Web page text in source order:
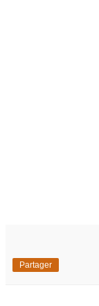
Partager